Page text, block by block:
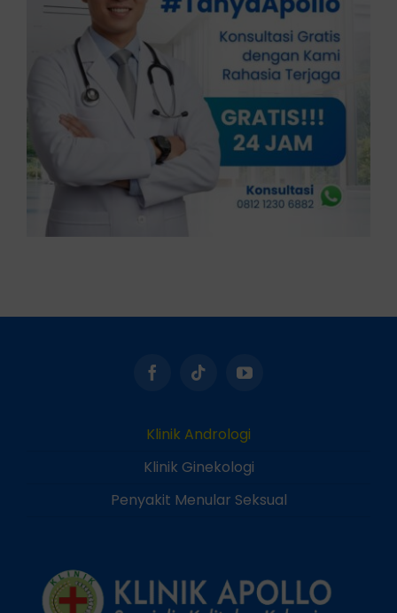
Klinik Andrologi
Klinik Ginekologi
Penyakit Menular Seksual